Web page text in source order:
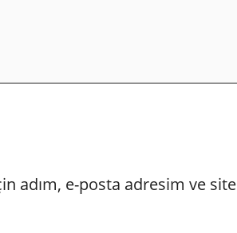
adım, e-posta adresim ve site